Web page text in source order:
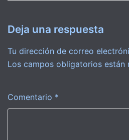
Deja una respuesta
Tu dirección de correo
Los campos obligatorios están
Comentario *